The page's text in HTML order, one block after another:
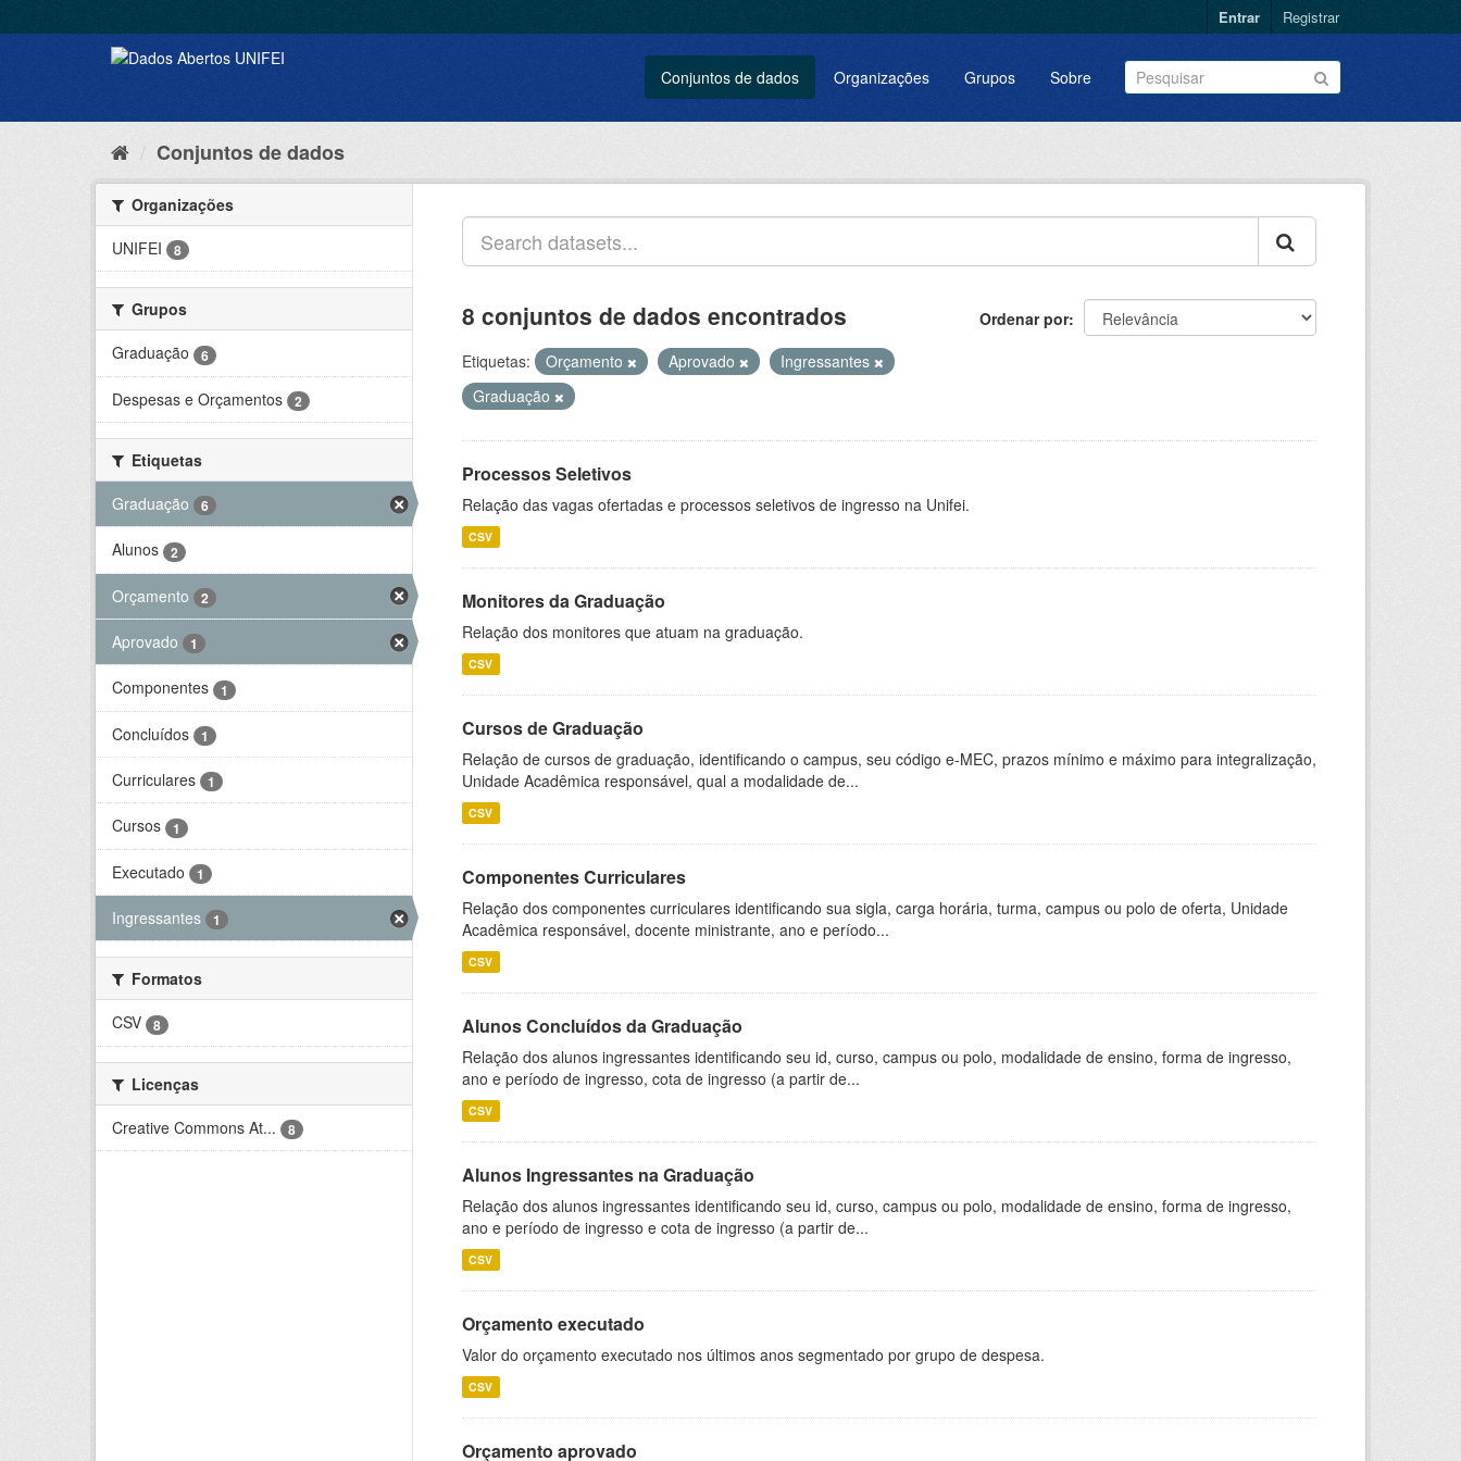
Entrar Registrar
Conjuntos de dados Organizações Grupos Sobre
Conjuntos de dados
Organizações
UNIFEI
8
Grupos
Graduação
6
Despesas e Orçamentos 2
Etiquetas
Graduação
6
Alunos 2
Orçamento 2
Aprovado 1
Componentes 1
Concluídos 1
Curriculares 1
Cursos 1
Executado 1
Ingressantes 1
Formatos
CSV
8
Licenças
Creative Commons At...
8
Ordenar por
8 conjuntos de dados encontrados
Etiquetas: Orçamento Aprovado
Ingressantes
Graduação
Processos Seletivos
Relação das vagas ofertadas e processos seletivos de ingresso na Unifei.
CSV
Monitores da Graduação
Relação dos monitores que atuam na graduação.
CSV
Cursos de Graduação
Relação de cursos de graduação, identificando o campus, seu código e-MEC, prazos mínimo e máximo para integralização,
Unidade Acadêmica responsável, qual a modalidade de...
CSV
Componentes Curriculares
Relação dos componentes curriculares identificando sua sigla, carga horária, turma, campus ou polo de oferta, Unidade
Acadêmica responsável, docente ministrante, ano e período...
CSV
Alunos Concluídos da Graduação
Relação dos alunos ingressantes identificando seu id, curso, campus ou polo, modalidade de ensino, forma de ingresso,
ano e período de ingresso, cota de ingresso (a partir de...
CSV
Alunos Ingressantes na Graduação
Relação dos alunos ingressantes identificando seu id, curso, campus ou polo, modalidade de ensino, forma de ingresso,
ano e período de ingresso e cota de ingresso (a partir de...
CSV
Orçamento executado
Valor do orçamento executado nos últimos anos segmentado por grupo de despesa.
CSV
Orçamento aprovado